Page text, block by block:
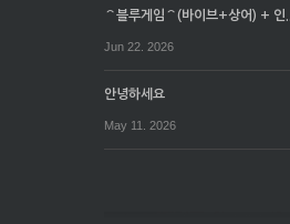
⌒블루게임⌒(바이브+상어) + 인...
Jun 22. 2026
안녕하세요
May 11. 2026